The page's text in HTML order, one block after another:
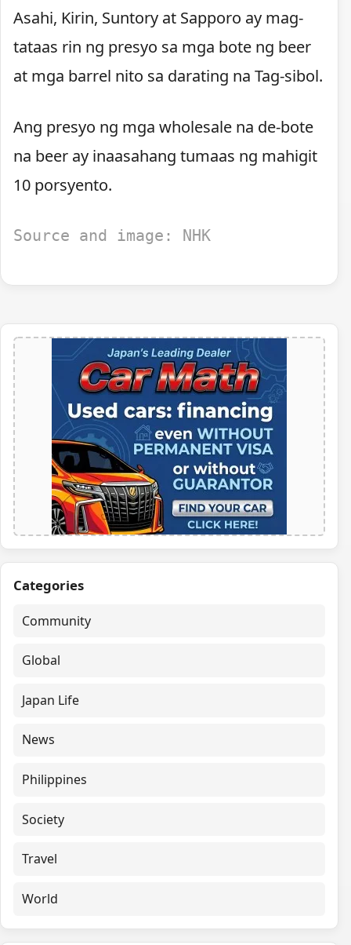
Asahi, Kirin, Suntory at Sapporo ay mag-
tataas rin ng presyo sa mga bote ng beer
at mga barrel nito sa darating na Tag-sibol.
Ang presyo ng mga wholesale na de-bote
na beer ay inaasahang tumaas ng mahigit
10 porsyento.
Source and image: NHK
Categories
Community
Global
Japan Life
News
Philippines
Society
Travel
World